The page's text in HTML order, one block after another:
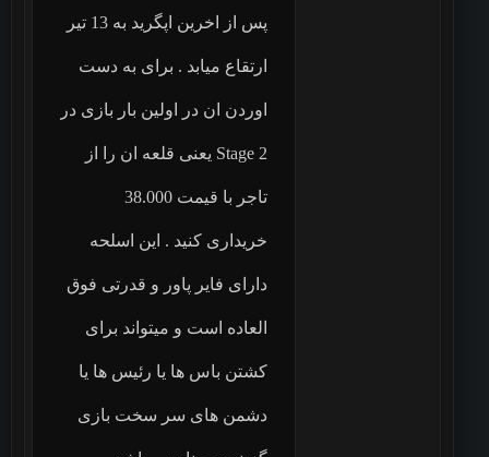
پس از اخرین اپگرید به 13 تیر
ارتقاع میابد . برای به دست
اوردن ان در اولین بار بازی در
Stage 2 یعنی قلعه ان را از
تاجر با قیمت 38.000
خریداری کنید . این اسلحه
دارای فایر پاور و قدرتی فوق
العاده است و میتواند برای
کشتن باس ها یا رئیس ها یا
دشمن های سر سخت بازی